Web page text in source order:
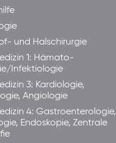
und Halschirurgie
1: Hämato-
Infektiologie
3: Kardiologie,
Angiologie
4: Gastroenterologie,
Endoskopie, Zentrale